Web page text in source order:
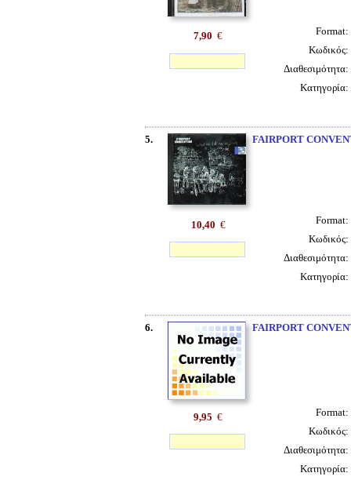
7,90 € Format:
Κωδικός:
Διαθεσιμότητα:
Κατηγορία:
5. FAIRPORT
10,40 € Format:
Κωδικός:
Διαθεσιμότητα:
Κατηγορία:
6. FAIRPORT
9,95 € Format:
Κωδικός:
Διαθεσιμότητα:
Κατηγορία: